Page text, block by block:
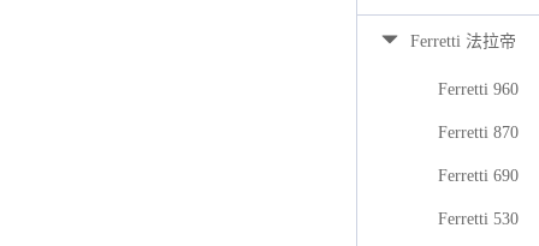
Ferretti 法拉帝
Ferretti 960
Ferretti 870
Ferretti 690
Ferretti 530